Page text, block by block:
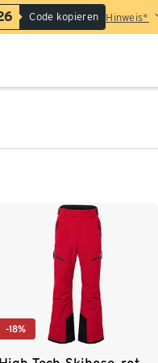
Code kopieren Hinweis*
-18%